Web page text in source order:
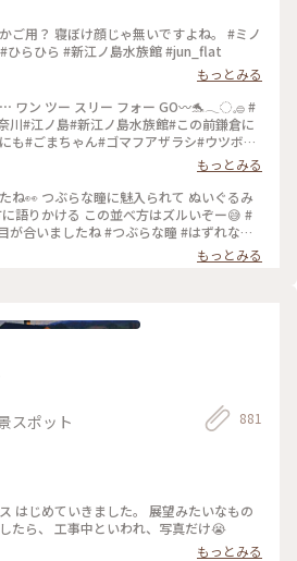
ご用？ 寝ぼけ顔じゃ無いですよね。 #ミノ
ひらひら #新江ノ島水族館 #jun_flat
もっとみる
#
川#江ノ島#新江ノ島水族館#この前鎌倉に
も#ごまちゃん#ゴマフアザラシ#ウツボ#
ピョンピョンしてる子たち#海岸バックで泳
カショー#シーキャンドルが見える✨️
もっとみる
ね👀 つぶらな瞳に魅入られて ぬいぐるみ
語りかける この並べ方はズルいぞー😅 #
が合いましたね #つぶらな瞳 #はずれなし
もっとみる
スポット 881
はじめていきました。 展望みたいなもの
たら、 工事中といわれ、写真だけ😭
もっとみる